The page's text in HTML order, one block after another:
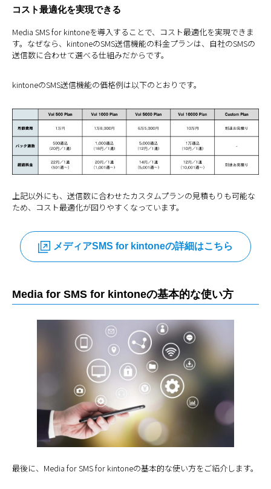
コスト最適化を実現できる
Media SMS for kintoneを導入することで、コスト最適化を実現できま
す。なぜなら、kintoneのSMS送信機能の料金プランは、自社のSMSの
送信数に合わせて選べる仕組みだからです。
kintoneのSMS送信機能の価格例は以下のとおりです。
上記以外にも、送信数に合わせたカスタムプランの見積もりも可能な
ため、コスト最適化が図りやすくなっています。
メディアSMS for kintoneの詳細はこちら
Media for SMS for kintoneの基本的な使い方
最後に、Media for SMS for kintoneの基本的な使い方をご紹介します。